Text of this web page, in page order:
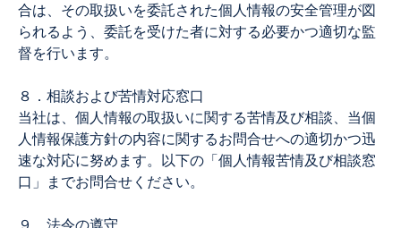
合は、その取扱いを委託された個人情報の安全管理が図
られるよう、委託を受けた者に対する必要かつ適切な監
督を行います。
８．相談および苦情対応窓口
当社は、個人情報の取扱いに関する苦情及び相談、当個
人情報保護方針の内容に関するお問合せへの適切かつ迅
速な対応に努めます。以下の「個人情報苦情及び相談窓
口」までお問合せください。